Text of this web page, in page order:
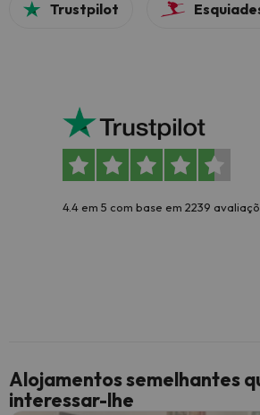
Trustpilot
4.4 em 5 com base em 2239
Alojamentos semelhantes
interessar-lhe